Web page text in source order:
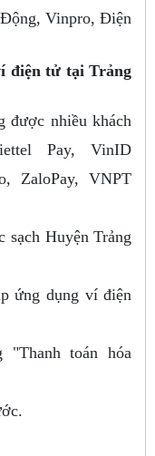
Vinpro, Điện
điện tử tại Trảng
nhiều khách
Pay, VinID
ZaloPay, VNPT
Huyện Trảng
ứng dụng ví điện
toán hóa